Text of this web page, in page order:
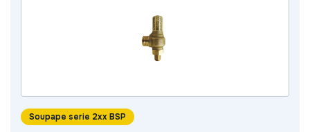
Soupape serie 2xx BSP